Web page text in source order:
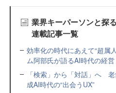
業界キーパーソンと探
連載記事一覧
効率化の時代にあえて“超
ム阿部氏が語るAI時代の経
「検索」から「対話」へ
成AI時代の“出会うUX”